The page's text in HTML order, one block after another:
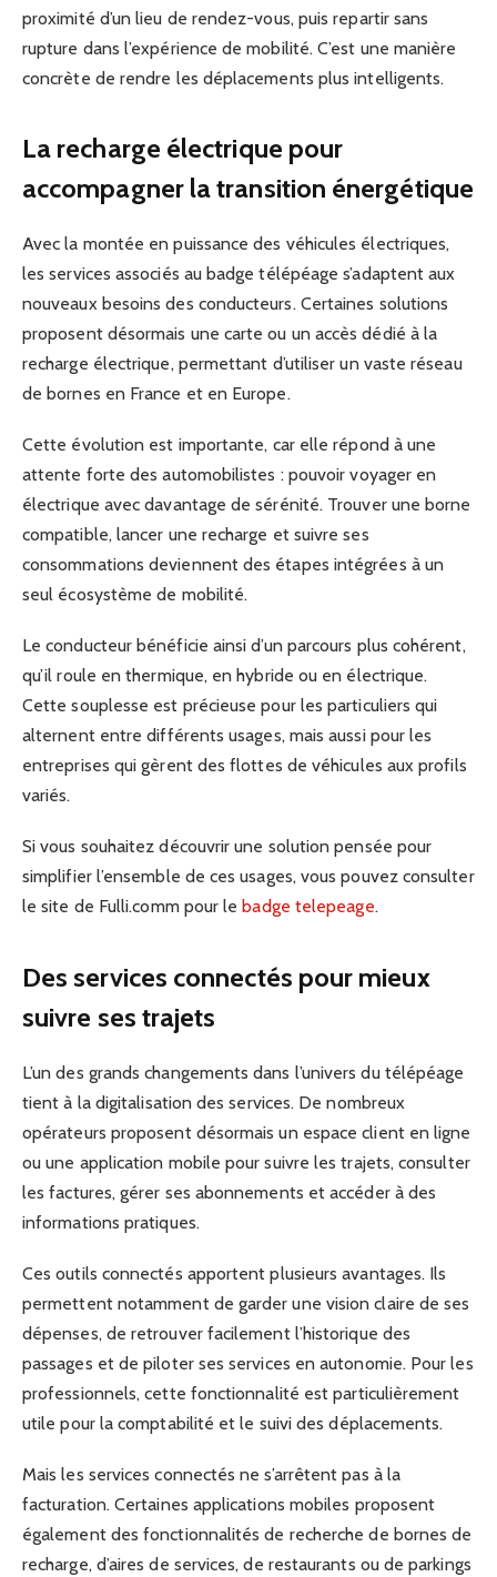
proximité d’un lieu de rendez-vous, puis repartir sans
rupture dans l’expérience de mobilité. C’est une manière
concrète de rendre les déplacements plus intelligents.
La recharge électrique pour
accompagner la transition énergétique
Avec la montée en puissance des véhicules électriques,
les services associés au badge télépéage s’adaptent aux
nouveaux besoins des conducteurs. Certaines solutions
proposent désormais une carte ou un accès dédié à la
recharge électrique, permettant d’utiliser un vaste réseau
de bornes en France et en Europe.
Cette évolution est importante, car elle répond à une
attente forte des automobilistes : pouvoir voyager en
électrique avec davantage de sérénité. Trouver une borne
compatible, lancer une recharge et suivre ses
consommations deviennent des étapes intégrées à un
seul écosystème de mobilité.
Le conducteur bénéficie ainsi d’un parcours plus cohérent,
qu’il roule en thermique, en hybride ou en électrique.
Cette souplesse est précieuse pour les particuliers qui
alternent entre différents usages, mais aussi pour les
entreprises qui gèrent des flottes de véhicules aux profils
variés.
Si vous souhaitez découvrir une solution pensée pour
simplifier l’ensemble de ces usages, vous pouvez consulter
le site de Fulli.comm pour le badge telepeage.
Des services connectés pour mieux
suivre ses trajets
L’un des grands changements dans l’univers du télépéage
tient à la digitalisation des services. De nombreux
opérateurs proposent désormais un espace client en ligne
ou une application mobile pour suivre les trajets, consulter
les factures, gérer ses abonnements et accéder à des
informations pratiques.
Ces outils connectés apportent plusieurs avantages. Ils
permettent notamment de garder une vision claire de ses
dépenses, de retrouver facilement l’historique des
passages et de piloter ses services en autonomie. Pour les
professionnels, cette fonctionnalité est particulièrement
utile pour la comptabilité et le suivi des déplacements.
Mais les services connectés ne s’arrêtent pas à la
facturation. Certaines applications mobiles proposent
également des fonctionnalités de recherche de bornes de
recharge, d’aires de services, de restaurants ou de parkings